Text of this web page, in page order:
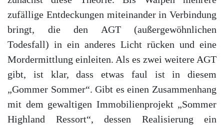
zufällige Entdeckungen miteinander in Verbindung
bringt, die den AGT (außergewöhnlichen
Todesfall) in ein anderes Licht rücken und eine
Mordermittlung einleiten. Als es zwei weitere AGT
gibt, ist klar, dass etwas faul ist in diesem
„Gommer Sommer“. Gibt es einen Zusammenhang
mit dem gewaltigen Immobilienprojekt „Sommer
Highland Ressort“, dessen Realisierung ein